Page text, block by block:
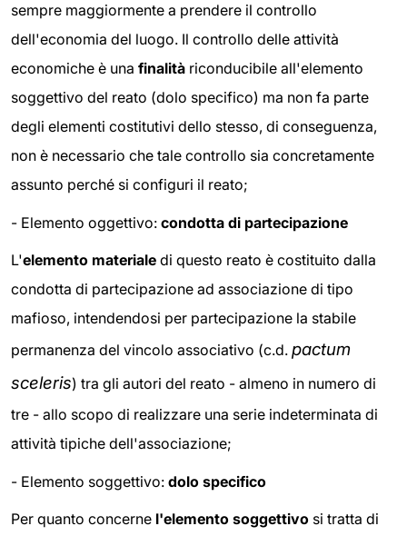
sempre maggiormente a prendere il controllo
dell'economia del luogo. Il controllo delle attività
economiche è una finalità riconducibile all'elemento
soggettivo del reato (dolo specifico) ma non fa parte
degli elementi costitutivi dello stesso, di conseguenza,
non è necessario che tale controllo sia concretamente
assunto perché si configuri il reato;
- Elemento oggettivo: condotta di partecipazione
L'elemento materiale di questo reato è costituito dalla
condotta di partecipazione ad associazione di tipo
mafioso, intendendosi per partecipazione la stabile
permanenza del vincolo associativo (c.d. pactum
sceleris) tra gli autori del reato - almeno in numero di
tre - allo scopo di realizzare una serie indeterminata di
attività tipiche dell'associazione;
- Elemento soggettivo: dolo specifico
Per quanto concerne l'elemento soggettivo si tratta di